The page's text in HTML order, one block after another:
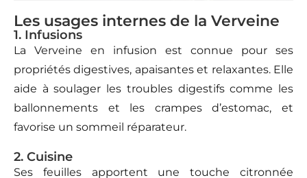
Les usages internes de la Verveine
1. Infusions
La Verveine en infusion est connue pour ses
propriétés digestives, apaisantes et relaxantes. Elle
aide à soulager les troubles digestifs comme les
ballonnements et les crampes d’estomac, et
favorise un sommeil réparateur.
2. Cuisine
Ses feuilles apportent une touche citronnée